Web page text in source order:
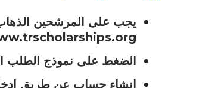
الضغط على نموذج الطلب
إنشاء حساب عن طريق